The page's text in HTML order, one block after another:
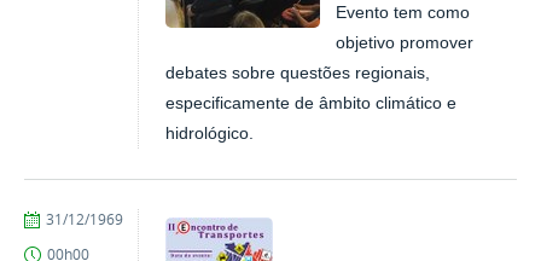
Evento tem como
objetivo promover
debates sobre questões regionais,
especificamente de âmbito climático e
hidrológico.
by
Published
31/12/1969
00h00